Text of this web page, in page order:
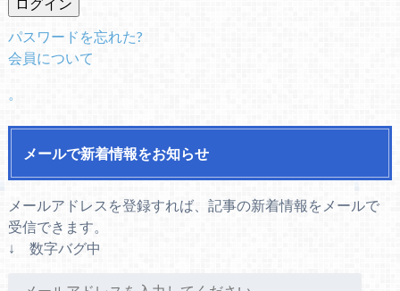
パスワードを忘れた?
会員について
。
メールで新着情報をお知らせ
メールアドレスを登録すれば、記事の新着情報をメールで
受信できます。
↓ 数字バグ中